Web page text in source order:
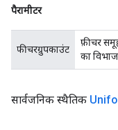
पैरामीटर
फीचरग्रुपकाउंट
फ़ीचर
का
सार्वजनिक स्थैतिक